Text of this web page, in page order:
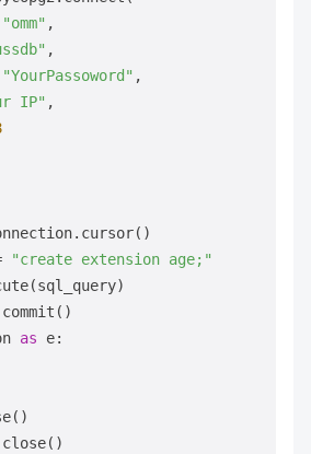
"omm" ,
,
"YourPassoword" ,
IP" ,
"create extension age;"
as e: